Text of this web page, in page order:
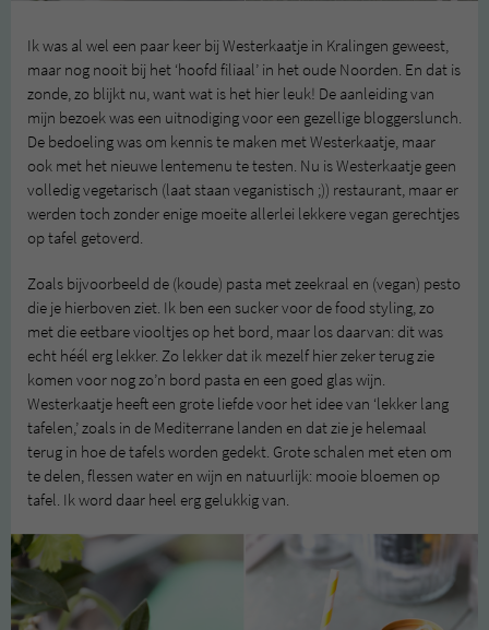
Ik was al wel een paar keer bij Westerkaatje in Kralingen geweest,
maar nog nooit bij het ‘hoofd filiaal’ in het oude Noorden. En dat is
zonde, zo blijkt nu, want wat is het hier leuk! De aanleiding van
mijn bezoek was een uitnodiging voor een gezellige bloggerslunch.
De bedoeling was om kennis te maken met Westerkaatje, maar
ook met het nieuwe lentemenu te testen. Nu is Westerkaatje geen
volledig vegetarisch (laat staan veganistisch ;)) restaurant, maar er
werden toch zonder enige moeite allerlei lekkere vegan gerechtjes
op tafel getoverd.
Zoals bijvoorbeeld de (koude) pasta met zeekraal en (vegan) pesto
die je hierboven ziet. Ik ben een sucker voor de food styling, zo
met die eetbare viooltjes op het bord, maar los daarvan: dit was
echt héél erg lekker. Zo lekker dat ik mezelf hier zeker terug zie
komen voor nog zo’n bord pasta en een goed glas wijn.
Westerkaatje heeft een grote liefde voor het idee van ‘lekker lang
tafelen,’ zoals in de Mediterrane landen en dat zie je helemaal
terug in hoe de tafels worden gedekt. Grote schalen met eten om
te delen, flessen water en wijn en natuurlijk: mooie bloemen op
tafel. Ik word daar heel erg gelukkig van.